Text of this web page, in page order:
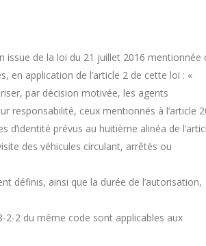
issue de la loi du 21 juillet 2016 mentionnée
en application de l’article 2 de cette loi : «
par décision motivée, les agents
responsabilité, ceux mentionnés à l’article
d’identité prévus au huitième alinéa de
des véhicules circulant, arrêtés ou
définis, ainsi que la durée de l’autorisation,
2-2 du même code sont applicables aux